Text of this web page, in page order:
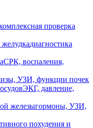
проверка
диагностика
СРК, воспаления,
УЗИ, функции почек
ЭКГ, давление,
железыгормоны, УЗИ,
похудения и